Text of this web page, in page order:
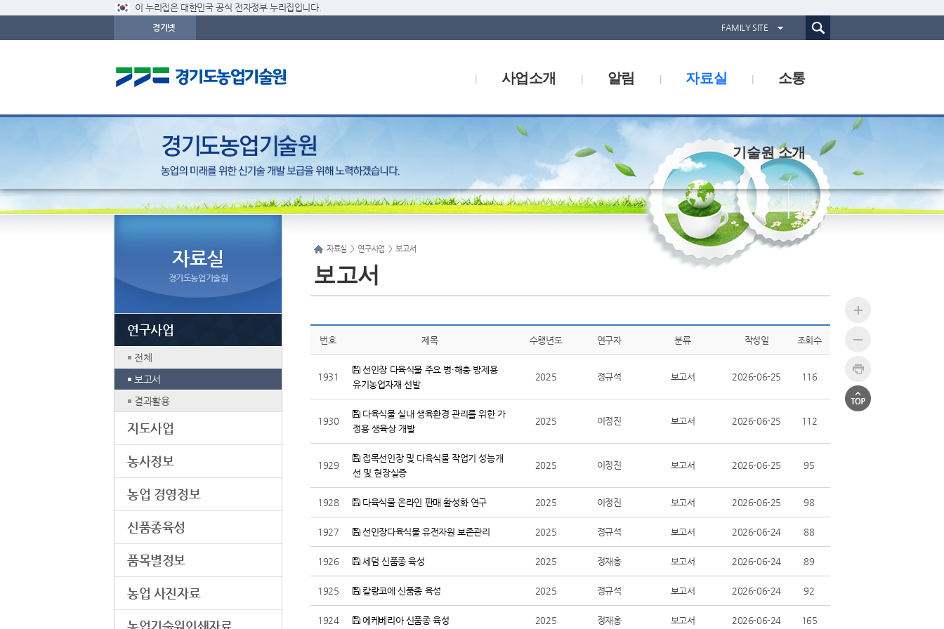
이 누리집은 대한민국 공식 전자정부 누리집입니다.
경기넷 FAMILY SITE
경기도동물위생시험소
경기해양수산자원연구소
통합검색(웹)
소통
자료실
알림
사업소개
기술원 소개
자료실 > 연구사업 > 보고서
보고서
번호 제목 수행년도 연구자 분류 작성일 조회수
1931
선인장 다육식물 주요 병·해충 방제용
유기농업자재 선발
2025 정규석 보고서 2026-06-25 116
1930
다육식물 실내 생육환경 관리를 위한 가
정용 생육상 개발
2025 이정진 보고서 2026-06-25 112
1929
접목선인장 및 다육식물 작업기 성능개
선 및 현장실증
2025 이정진 보고서 2026-06-25 95
1928 다육식물 온라인 판매 활성화 연구 2025 이정진 보고서 2026-06-25 98
1927 선인장다육식물 유전자원 보존관리 2025 정규석 보고서 2026-06-24 88
1926 세덤 신품종 육성 2025 정재홍 보고서 2026-06-24 89
1925 칼랑코에 신품종 육성 2025 정규석 보고서 2026-06-24 92
1924 에케베리아 신품종 육성 2025 정재홍 보고서 2026-06-24 165
경기도농업기술원
자료실
연구사업
전체
보고서
결과활용
지도사업
농사정보
농업 경영정보
신품종육성
품목별정보
농업 사진자료
농업기술원인쇄자료